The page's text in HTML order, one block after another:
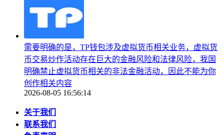
需要明确的是，TP钱包涉及虚拟货币相关业务，虚拟货
币交易炒作活动存在巨大的金融风险和法律风险，我国
明确禁止虚拟货币相关的非法金融活动，因此不能为你
创作相关内容
2026-08-05 16:56:14
关于我们
联系我们